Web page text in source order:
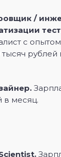
/
с
рублей
в месяц.